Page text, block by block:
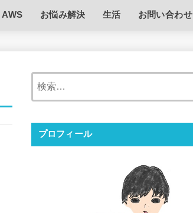
AWS お悩み解決 生活 お問い合わせ
プロフィール